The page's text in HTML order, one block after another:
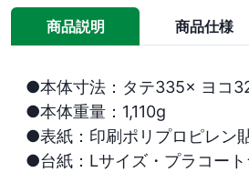
商品説明 商品仕様
●本体寸法：タテ335× ヨコ
●本体重量：1,110g
●表紙：印刷ポリプロピレン
●台紙：Lサイズ・プラコート